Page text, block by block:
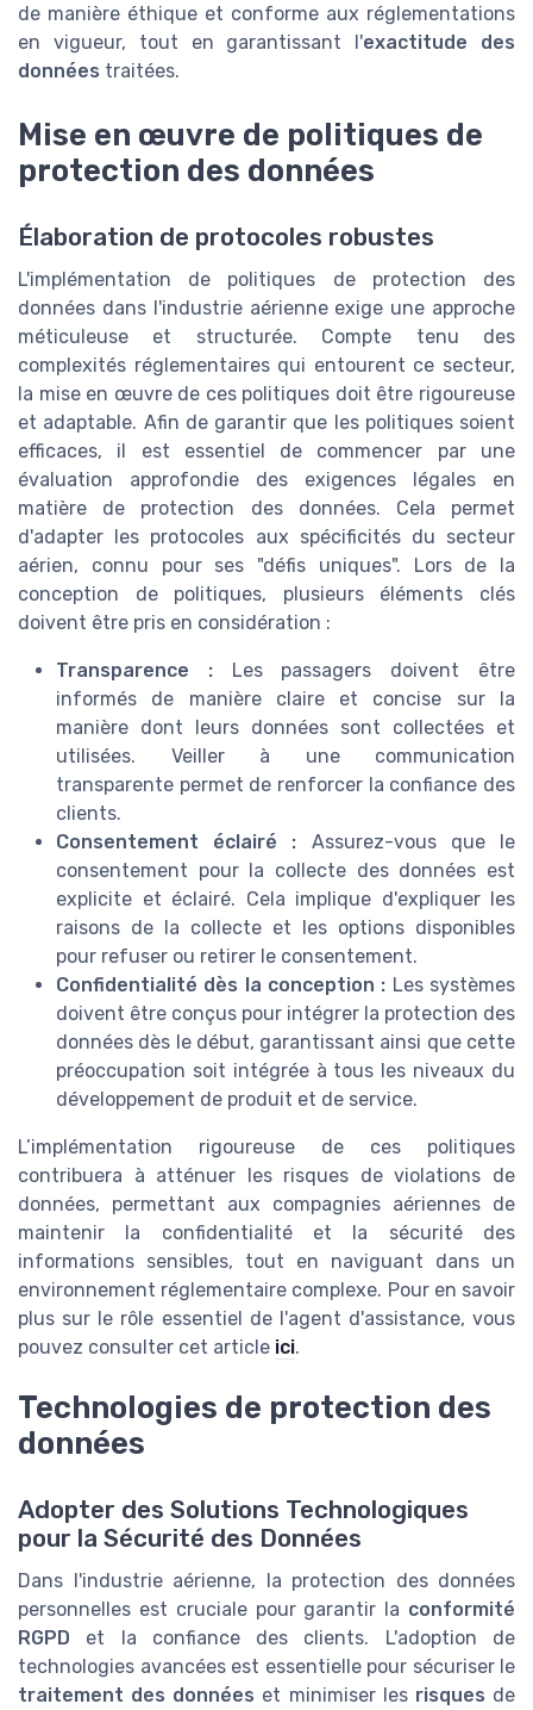
de manière éthique et conforme aux réglementations
en vigueur, tout en garantissant l'exactitude des
données traitées.
Mise en œuvre de politiques de
protection des données
Élaboration de protocoles robustes
L'implémentation de politiques de protection des
données dans l'industrie aérienne exige une approche
méticuleuse et structurée. Compte tenu des
complexités réglementaires qui entourent ce secteur,
la mise en œuvre de ces politiques doit être rigoureuse
et adaptable. Afin de garantir que les politiques soient
efficaces, il est essentiel de commencer par une
évaluation approfondie des exigences légales en
matière de protection des données. Cela permet
d'adapter les protocoles aux spécificités du secteur
aérien, connu pour ses "défis uniques". Lors de la
conception de politiques, plusieurs éléments clés
doivent être pris en considération :
Transparence :Les passagers doivent être
informés de manière claire et concise sur la
manière dont leurs données sont collectées et
utilisées. Veiller à une communication
transparente permet de renforcer la confiance des
clients.
Consentement éclairé : Assurez-vous que le
consentement pour la collecte des données est
explicite et éclairé. Cela implique d'expliquer les
raisons de la collecte et les options disponibles
pour refuser ou retirer le consentement.
Confidentialité dès la conception : Les systèmes
doivent être conçus pour intégrer la protection des
données dès le début, garantissant ainsi que cette
préoccupation soit intégrée à tous les niveaux du
développement de produit et de service.
L’implémentation rigoureuse de ces politiques
contribuera à atténuer les risques de violations de
données, permettant aux compagnies aériennes de
maintenir la confidentialité et la sécurité des
informations sensibles, tout en naviguant dans un
environnement réglementaire complexe. Pour en savoir
plus sur le rôle essentiel de l'agent d'assistance, vous
pouvez consulter cet article ici.
Technologies de protection des
données
Adopter des Solutions Technologiques
pour la Sécurité des Données
Dans l'industrie aérienne, la protection des données
personnelles est cruciale pour garantir la conformité
RGPD et la confiance des clients. L'adoption de
technologies avancées est essentielle pour sécuriser le
traitement des données et minimiser les risques de